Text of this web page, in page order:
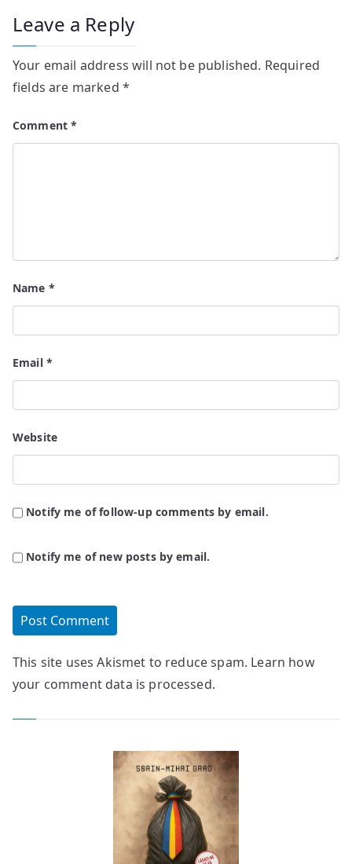
Leave a Reply
Your email address will not be published. Required
fields are marked *
Comment*
Name *
Email *
Website
Notify me of follow-up comments by email.
Notify me of new posts by email.
This site uses Akismet to reduce spam. Learn how
your comment data is processed.